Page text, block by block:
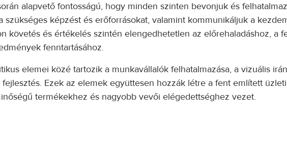
alapvető fontosságú, hogy minden szinten bevonjuk és
szükséges képzést és erőforrásokat, valamint kommunikáljuk a
követés és értékelés szintén elengedhetetlen az előrehaladáshoz, a
fenntartásához.
elemei közé tartozik a munkavállalók felhatalmazása, a vizuális
Ezek az elemek együttesen hozzák létre a fent említett
termékekhez és nagyobb vevői elégedettséghez vezet.